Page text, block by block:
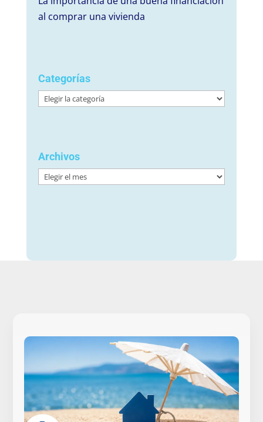
al comprar una vivienda
Categorías
Categorías
Archivos
Archivos